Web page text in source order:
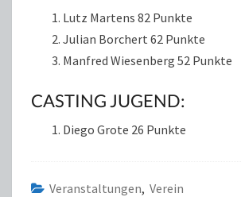
Lutz Martens 82 Punkte
Julian Borchert 62 Punkte
Manfred Wiesenberg 52 Punkte
CASTING JUGEND:
Diego Grote 26 Punkte
Veranstaltungen, Verein